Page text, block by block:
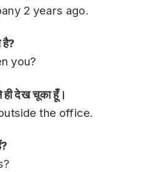
2 years ago.
है?
you?
देख चूका हूँ।
the office.